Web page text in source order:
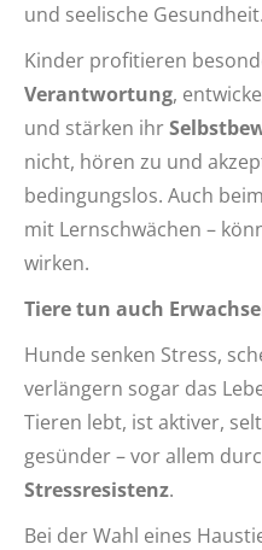
und seelische Gesundheit.
Kinder profitieren
Verantwortung,
und stärken ihr
nicht, hören zu und
bedingungslos. Auch beim
mit Lernschwächen –
wirken.
Tiere tun auch
Hunde senken Stress,
verlängern sogar das
Tieren lebt, ist aktiver,
gesünder – vor allem
Stressresistenz.
Bei der Wahl eines